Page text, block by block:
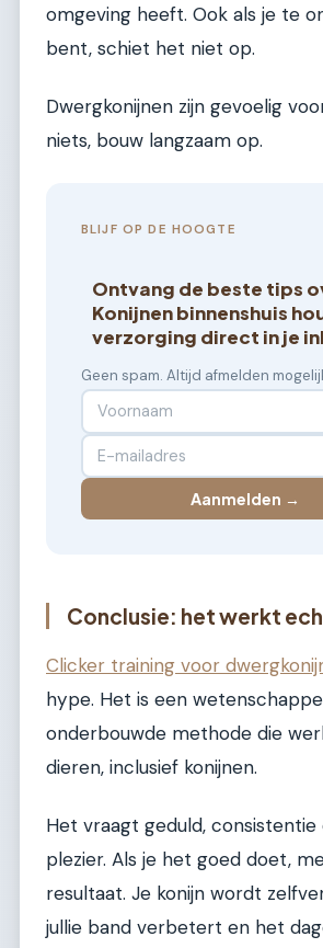
omgeving heeft. Ook als je te
bent, schiet het niet op.
Dwergkonijnen zijn gevoelig
niets, bouw langzaam op.
BLIJF OP DE HOOGTE
Ontvang de beste tips
Konijnen binnenshuis
verzorging direct in je
Geen spam. Altijd afmelden
Aanmelden →
Conclusie: het werkt
Clicker training voor
hype. Het is een
onderbouwde methode die
dieren, inclusief konijnen.
Het vraagt geduld, consistentie
plezier. Als je het goed doet,
resultaat. Je konijn wordt
jullie band verbetert en het